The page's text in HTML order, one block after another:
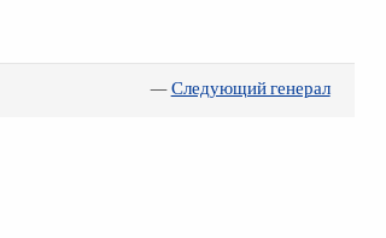
—Следующий генерал